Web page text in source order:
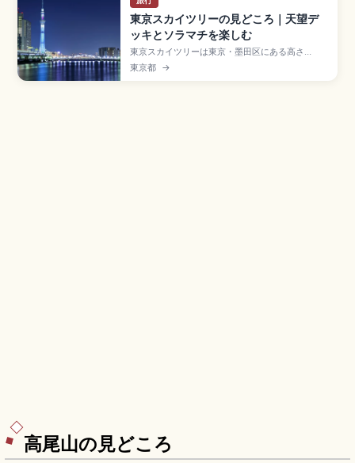
東京スカイツリーの見どころ｜天望デ
ッキとソラマチを楽しむ
東京スカイツリーは東京・墨田区にある高さ
634mの電波塔で、2012年開業のランドマーク。
地上350mの天望デッキ(平日2,400円)、地上
東京都 →
高尾山の見どころ